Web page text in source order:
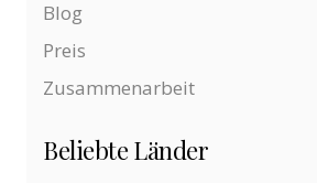
Blog
Preis
Zusammenarbeit
Beliebte Länder